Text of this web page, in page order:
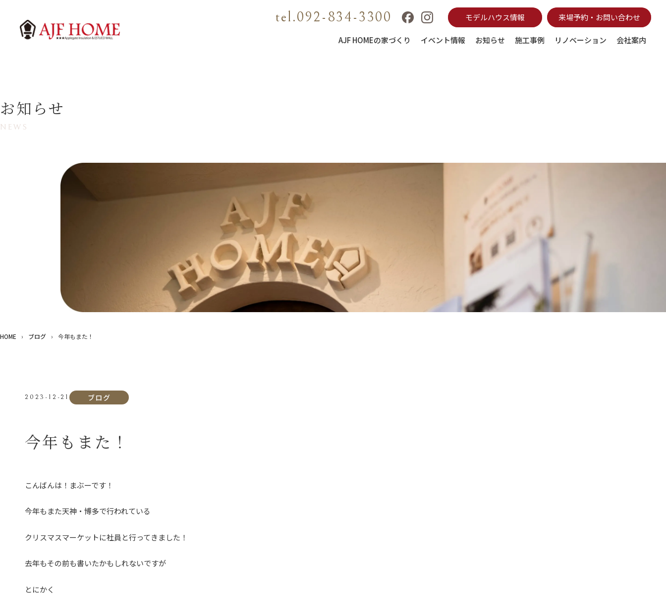
tel.092-834-3300 モデルハウス情報 来場予約・お問い合わせ
AJF HOMEの家づくり イベント情報 お知らせ 施工事例 リノベーション 会社案内
お知らせ
NEWS
HOME › ブログ › 今年もまた！
2023-12-21 ブログ
今年もまた！
こんばんは！まぶーです！
今年もまた天神・博多で行われている
クリスマスマーケットに社員と行ってきました！
去年もその前も書いたかもしれないですが
とにかく